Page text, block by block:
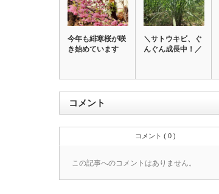
今年も緋寒桜が咲
き始めています
＼サトウキビ、ぐ
んぐん成長中！／
コメント
コメント ( 0 )
この記事へのコメントはありません。